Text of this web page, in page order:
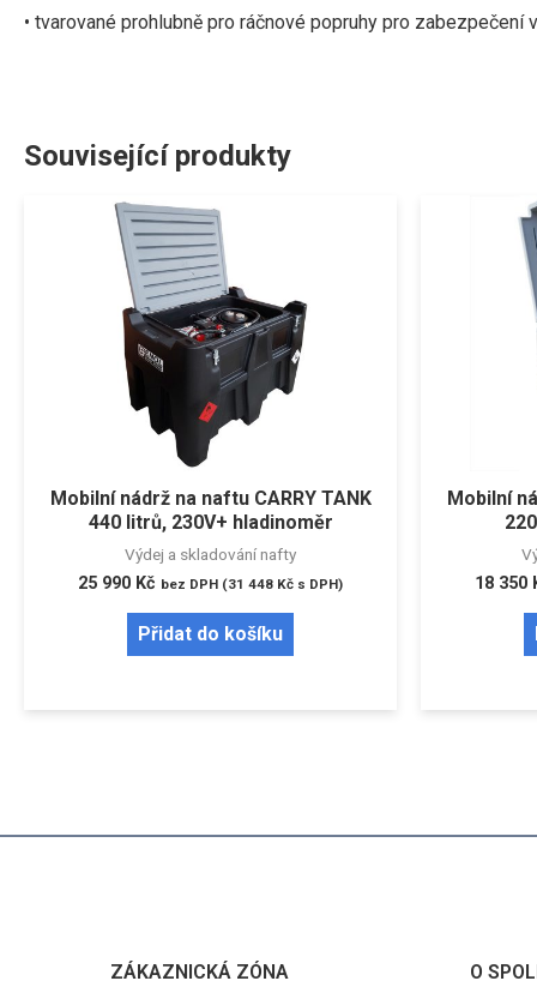
• tvarované prohlubně pro ráčnové popruhy pro zabezpečení
Související produkty
Mobilní nádrž na naftu CARRY TANK
440 litrů, 230V+ hladinoměr
Výdej a skladování nafty
25 990 Kč bez DPH (31 448 Kč s DPH)
Přidat do košíku
Mobilní
18 350
ZÁKAZNICKÁ ZÓNA O